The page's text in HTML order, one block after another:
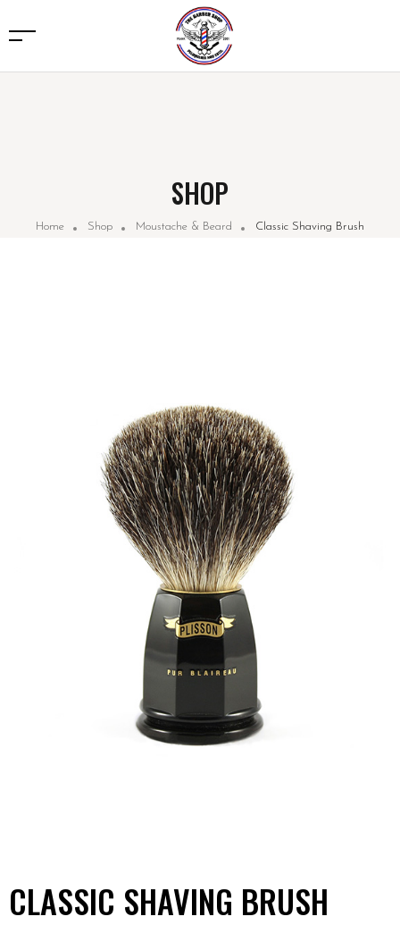
SHOP
Home Shop Moustache & Beard Classic Shaving Brush
CLASSIC SHAVING BRUSH